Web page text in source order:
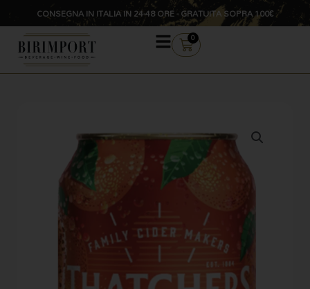
contenuto
CONSEGNA IN ITALIA IN 24-48 ORE - GRATUITA SOPRA 100€
0
CARRELLO